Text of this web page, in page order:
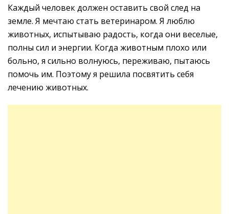
Каждый человек должен оставить свой след на
земле. Я мечтаю стать ветеринаром. Я люблю
животных, испытываю радость, когда они веселые,
полны сил и энергии. Когда животным плохо или
больно, я сильно волнуюсь, переживаю, пытаюсь
помочь им. Поэтому я решила посвятить себя
лечению животных.